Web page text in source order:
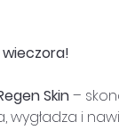
Skin–
i